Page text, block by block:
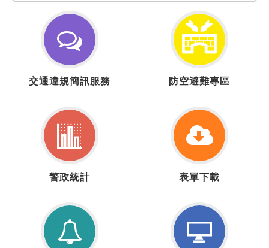
通
規
簡
服
務
交通違規簡訊服務
空
散
避
難
專
區
防空避難專區
政
計
警政統計
單
載
表單下載